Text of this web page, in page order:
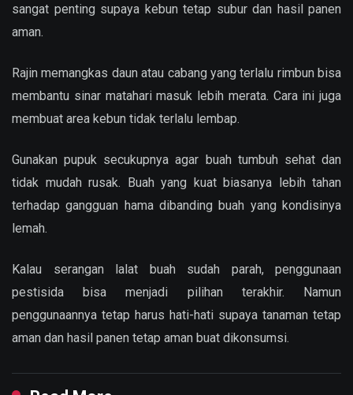
sangat penting supaya kebun tetap subur dan hasil panen
aman.
Rajin memangkas daun atau cabang yang terlalu rimbun bisa
membantu sinar matahari masuk lebih merata. Cara ini juga
membuat area kebun tidak terlalu lembap.
Gunakan pupuk secukupnya agar buah tumbuh sehat dan
tidak mudah rusak. Buah yang kuat biasanya lebih tahan
terhadap gangguan hama dibanding buah yang kondisinya
lemah.
Kalau serangan lalat buah sudah parah, penggunaan
pestisida bisa menjadi pilihan terakhir. Namun
penggunaannya tetap harus hati-hati supaya tanaman tetap
aman dan hasil panen tetap aman buat dikonsumsi.